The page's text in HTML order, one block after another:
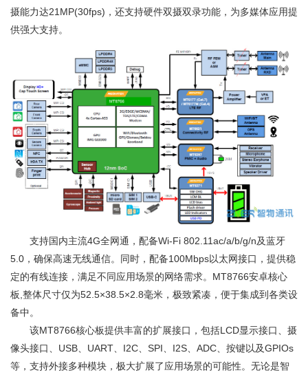
摄能力达21MP(30fps)，还支持硬件双摄双录功能，为多媒体应用提
供强大支持。
支持国内主流4G全网通，配备Wi-Fi 802.11ac/a/b/g/n及蓝牙
5.0，确保高速无线通信。同时，配备100Mbps以太网接口，提供稳
定的有线连接，满足不同应用场景的网络需求。MT8766安卓核心
板,整体尺寸仅为52.5×38.5×2.8毫米，极致紧凑，便于集成到各类设
备中。
该MT8766核心板提供丰富的扩展接口，包括LCD显示接口、摄
像头接口、USB、UART、I2C、SPI、I2S、ADC、按键以及GPIOs
等，支持外接多种模块，极大扩展了应用场景的可能性。无论是智